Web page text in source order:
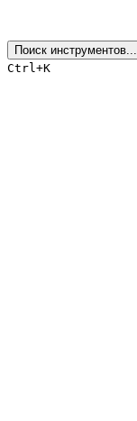
Поиск инструментов...
Ctrl+K